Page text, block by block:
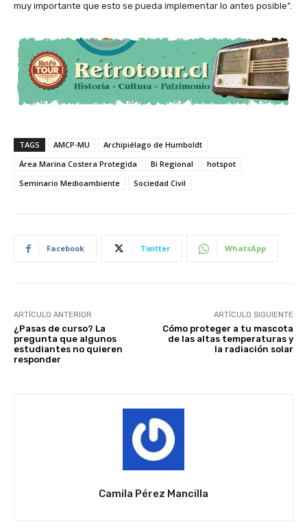
muy importante que esto se pueda implementar lo antes posible”.
TAGS AMCP-MU
Archipiélago de Humboldt
Área Marina Costera Protegida
Bi Regional
hotspot
Seminario Medioambiente
Sociedad Civil
Facebook Twitter WhatsApp
ARTÍCULO ANTERIOR
¿Pasas de curso? La
pregunta que algunos
estudiantes no quieren
responder
ARTÍCULO SIGUIENTE
Cómo proteger a tu mascota
de las altas temperaturas y
la radiación solar
Camila Pérez Mancilla